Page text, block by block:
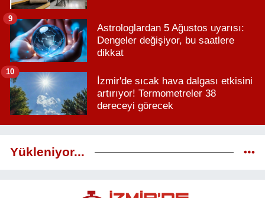
Astrologlardan 5 Ağustos uyarısı:
Dengeler değişiyor, bu saatlere
dikkat
9
İzmir'de sıcak hava dalgası etkisini
artırıyor! Termometreler 38
dereceyi görecek
10
Yükleniyor...